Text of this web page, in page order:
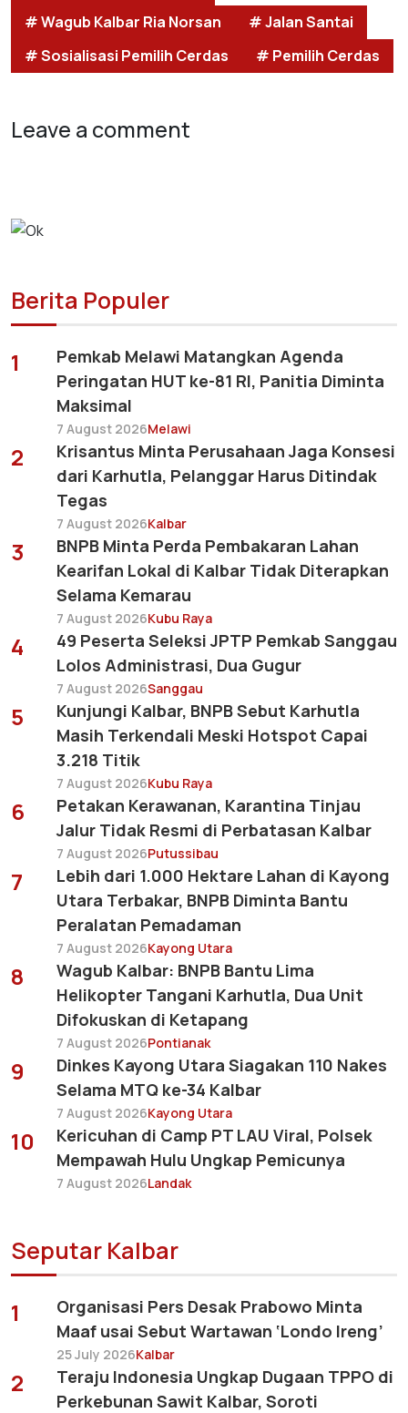
# Wagub Kalbar Ria Norsan
# Jalan Santai
# Sosialisasi Pemilih Cerdas
# Pemilih Cerdas
Leave a comment
Berita Populer
1
Pemkab Melawi Matangkan Agenda
Peringatan HUT ke-81 RI, Panitia Diminta
Maksimal
7 August 2026Melawi
2
Krisantus Minta Perusahaan Jaga Konsesi
dari Karhutla, Pelanggar Harus Ditindak
Tegas
7 August 2026Kalbar
3
BNPB Minta Perda Pembakaran Lahan
Kearifan Lokal di Kalbar Tidak Diterapkan
Selama Kemarau
7 August 2026Kubu Raya
4
49 Peserta Seleksi JPTP Pemkab Sanggau
Lolos Administrasi, Dua Gugur
7 August 2026Sanggau
5
Kunjungi Kalbar, BNPB Sebut Karhutla
Masih Terkendali Meski Hotspot Capai
3.218 Titik
7 August 2026Kubu Raya
6
Petakan Kerawanan, Karantina Tinjau
Jalur Tidak Resmi di Perbatasan Kalbar
7 August 2026Putussibau
7
Lebih dari 1.000 Hektare Lahan di Kayong
Utara Terbakar, BNPB Diminta Bantu
Peralatan Pemadaman
7 August 2026Kayong Utara
8
Wagub Kalbar: BNPB Bantu Lima
Helikopter Tangani Karhutla, Dua Unit
Difokuskan di Ketapang
7 August 2026Pontianak
9
Dinkes Kayong Utara Siagakan 110 Nakes
Selama MTQ ke-34 Kalbar
7 August 2026Kayong Utara
10
Kericuhan di Camp PT LAU Viral, Polsek
Mempawah Hulu Ungkap Pemicunya
7 August 2026Landak
Seputar Kalbar
1
Organisasi Pers Desak Prabowo Minta
Maaf usai Sebut Wartawan ‘Londo Ireng’
25 July 2026Kalbar
2
Teraju Indonesia Ungkap Dugaan TPPO di
Perkebunan Sawit Kalbar, Soroti